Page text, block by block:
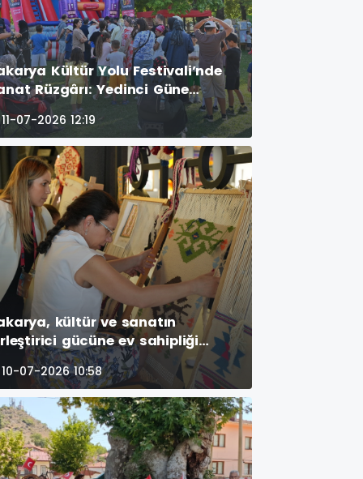
Kültür Yolu Festivali’nde
Rüzgârı: Yedinci Güne
İzler Damga Vurdu
11-07-2026 12:19
kültür ve sanatın
gücüne ev sahipliği
devam ediyor. Türkiye
Yolu Festivali kapsamında
etkinlikler, altıncı
de şehri renkli bir
büründürdü.
10-07-2026 10:58